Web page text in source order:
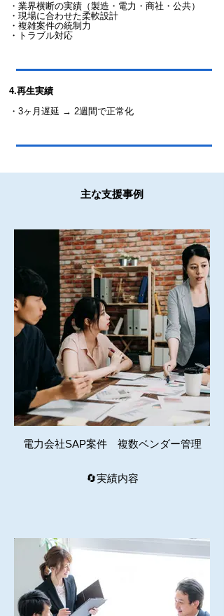
・業界横断の実績（製造・電力・商社・公共）
・現場に合わせた柔軟設計
・複雑案件の統制力
​・トラブル対応
4.再生実績
​・ 3ヶ月遅延 → 2週間で正常化
主な支援事例
電力会社SAP案件 複数ベンダー管理
🔄実績内容